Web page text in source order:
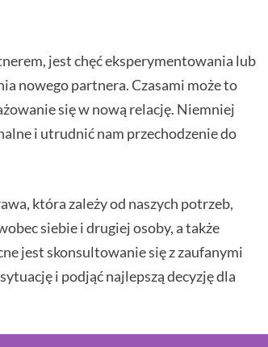
jest chęć eksperymentowania lub
nowego partnera. Czasami może to
się w nową relację. Niemniej
i utrudnić nam przechodzenie do
która zależy od naszych potrzeb,
siebie i drugiej osoby, a także
jest skonsultowanie się z zaufanymi
i podjąć najlepszą decyzję dla